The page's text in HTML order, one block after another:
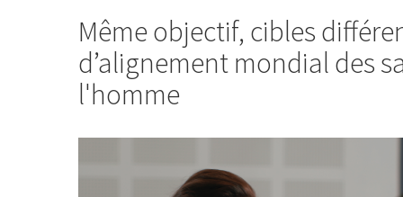
Même objectif, cibles
d’alignement mondial des
l'homme